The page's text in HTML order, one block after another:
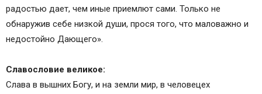
радостью дает, чем иные приемлют сами. Только не
обнаружив себе низкой души, прося того, что маловажно и
недостойно Дающего».
Славословие великое:
Слава в вышних Богу, и на земли мир, в человецех